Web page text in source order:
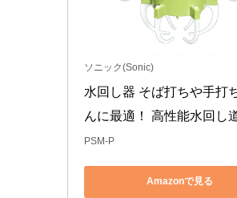
ソニック(Sonic)
水回し器 そば打ちや手打
んに最適！ 高性能水回し
PSM-P
Amazonで見る